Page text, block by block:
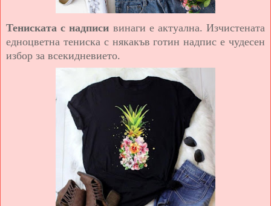
Тениската с надписи винаги е актуална. Изчистената
едноцветна тениска с някакъв готин надпис е чудесен
избор за всекидневието.